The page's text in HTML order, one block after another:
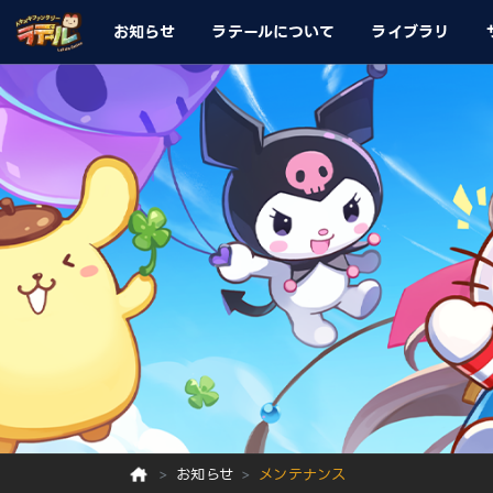
お知らせ ラテールについて ライブラリ
お知らせ メンテナンス